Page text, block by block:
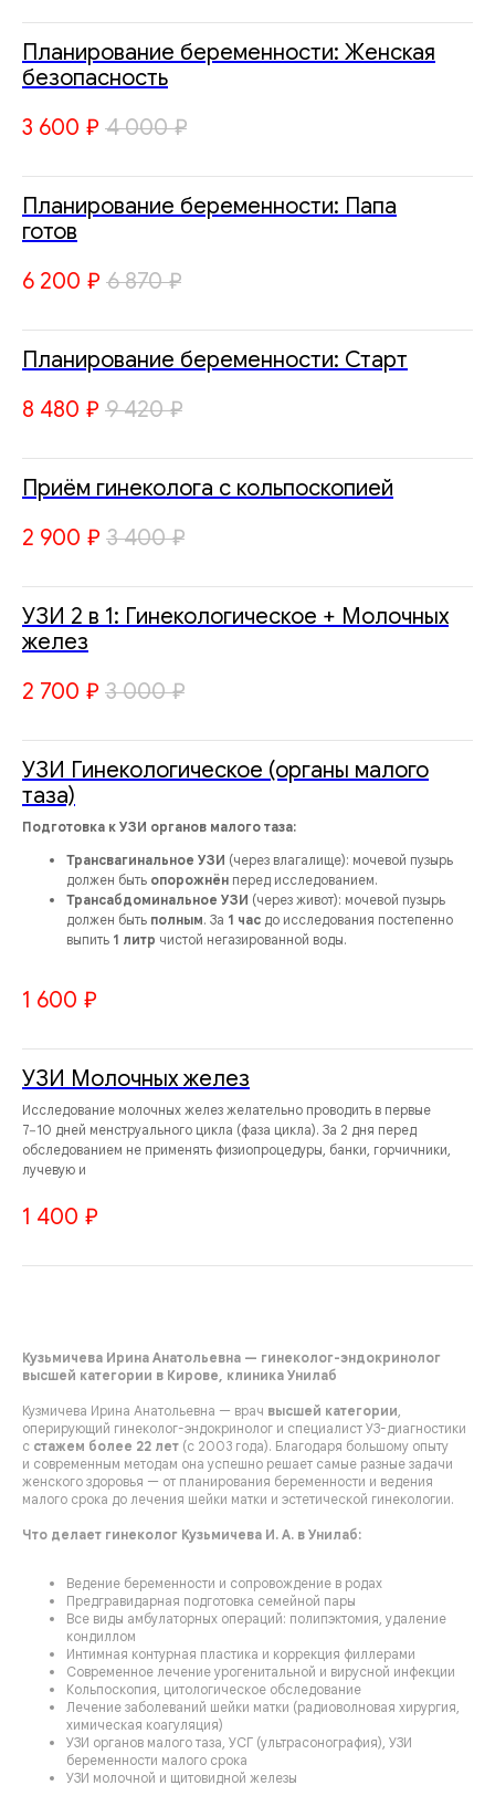
Планирование беременности: Женская
безопасность
3 600 ₽ 4 000 ₽
Планирование беременности: Папа
готов
6 200 ₽ 6 870 ₽
Планирование беременности: Старт
8 480 ₽ 9 420 ₽
Приём гинеколога с кольпоскопией
2 900 ₽ 3 400 ₽
УЗИ 2 в 1: Гинекологическое + Молочных
желез
2 700 ₽ 3 000 ₽
УЗИ Гинекологическое (органы малого
таза)
Подготовка к УЗИ органов малого таза:
Трансвагинальное УЗИ (через влагалище): мочевой пузырь
должен быть опорожнён перед исследованием.
Трансабдоминальное УЗИ (через живот): мочевой пузырь
должен быть полным. За 1 час до исследования постепенно
выпить 1 литр чистой негазированной воды.
1 600 ₽
УЗИ Молочных желез
Исследование молочных желез желательно проводить в первые
7−10 дней менструального цикла (фаза цикла). За 2 дня перед
обследованием не применять физиопроцедуры, банки, горчичники,
лучевую и
1 400 ₽
Кузьмичева Ирина Анатольевна — гинеколог-эндокринолог
высшей категории в Кирове, клиника Унилаб
Кузмичева Ирина Анатольевна — врач высшей категории,
оперирующий гинеколог-эндокринолог и специалист УЗ-диагностики
с стажем более 22 лет (с 2003 года). Благодаря большому опыту
и современным методам она успешно решает самые разные задачи
женского здоровья — от планирования беременности и ведения
малого срока до лечения шейки матки и эстетической гинекологии.
Что делает гинеколог Кузьмичева И. А. в Унилаб:
Ведение беременности и сопровождение в родах
Предгравидарная подготовка семейной пары
Все виды амбулаторных операций: полипэктомия, удаление
кондиллом
Интимная контурная пластика и коррекция филлерами
Современное лечение урогенитальной и вирусной инфекции
Кольпоскопия, цитологическое обследование
Лечение заболеваний шейки матки (радиоволновая хирургия,
химическая коагуляция)
УЗИ органов малого таза, УСГ (ультрасонография), УЗИ
беременности малого срока
УЗИ молочной и щитовидной железы